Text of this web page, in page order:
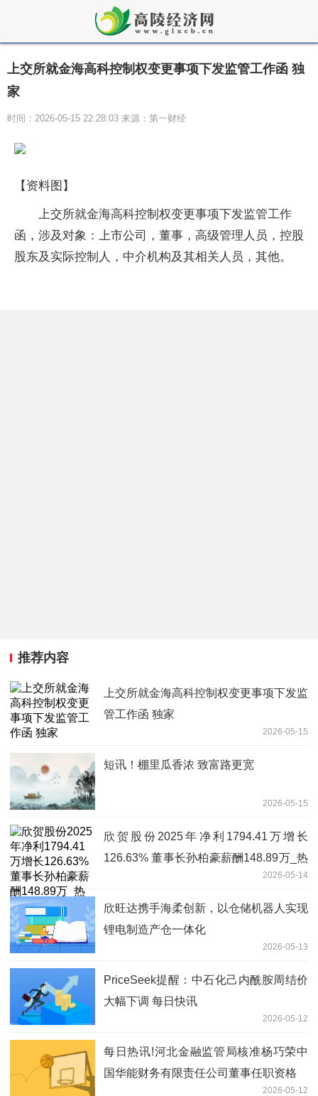
上交所就金海高科控制权变更事项下发监管工作函 独
家
时间：2026-05-15 22:28:03 来源：第一财经
【资料图】
上交所就金海高科控制权变更事项下发监管工作
函，涉及对象：上市公司，董事，高级管理人员，控股
股东及实际控制人，中介机构及其相关人员，其他。
推荐内容
上交所就金海高科控制权变更事项下发监
管工作函 独家
2026-05-15
短讯！棚里瓜香浓 致富路更宽
2026-05-15
欣贺股份2025年净利1794.41万增长
126.63% 董事长孙柏豪薪酬148.89万_热
2026-05-14
欣旺达携手海柔创新，以仓储机器人实现
锂电制造产仓一体化
2026-05-13
PriceSeek提醒：中石化己内酰胺周结价
大幅下调 每日快讯
2026-05-12
每日热讯!河北金融监管局核准杨巧荣中
国华能财务有限责任公司董事任职资格
2026-05-12